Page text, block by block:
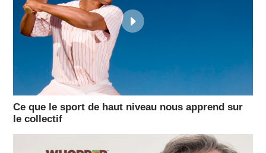
Ce que le sport de haut niveau nous apprend sur
le collectif